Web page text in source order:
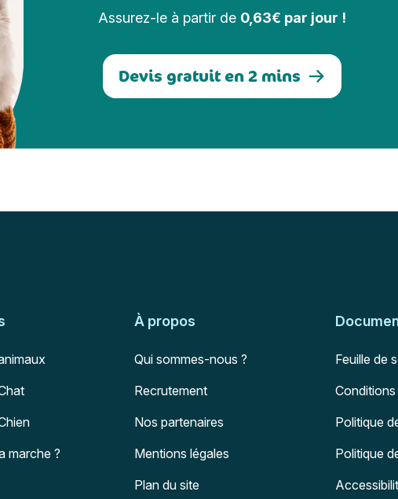
Assurez-le à partir de 0,63€ par jour !
Devis gratuit en 2 mins
marche ?
À propos
Qui sommes-nous ?
Recrutement
Nos partenaires
Mentions légales
Plan du site
Feuille de
Politique
Politique